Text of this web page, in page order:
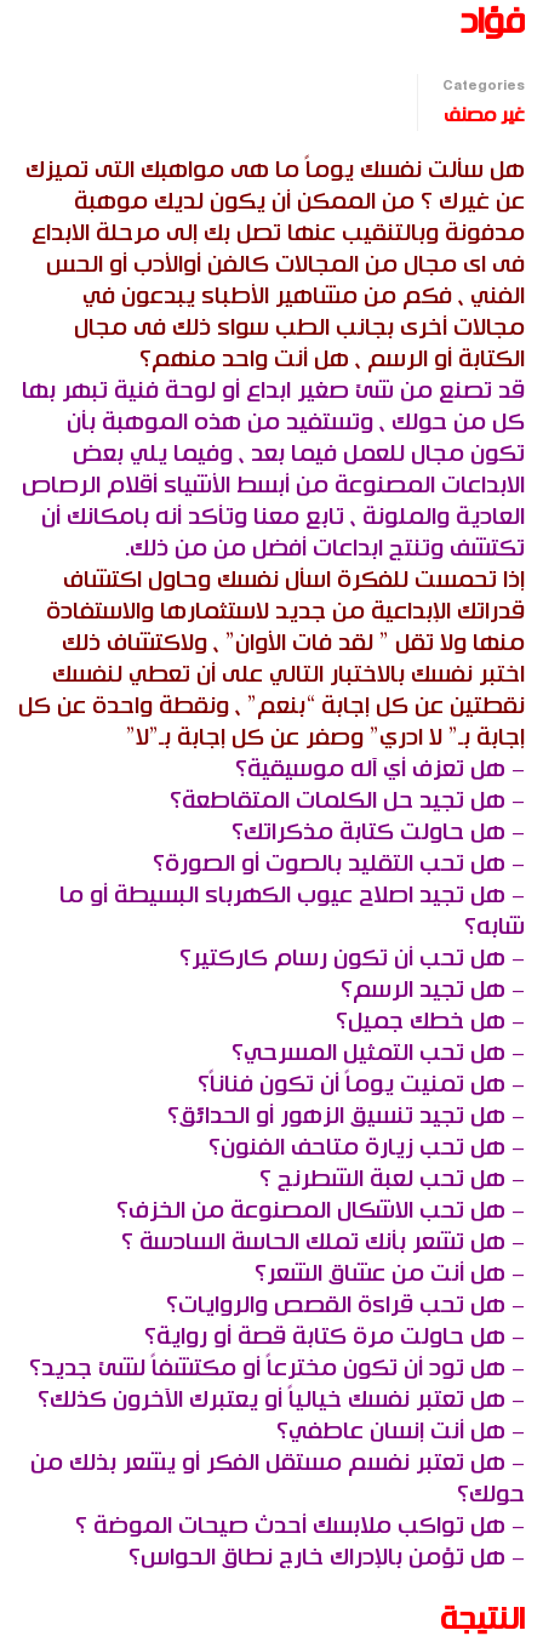
فؤاد
Categories
غير مصنف
هل سألت نفسك يوماً ما هى مواهبك التى تميزك
عن غيرك ؟ من الممكن أن يكون لديك موهبة
مدفونة وبالتنقيب عنها تصل بك إلى مرحلة الابداع
فى اى مجال من المجالات كالفن أوالأدب أو الحس
الفني ، فكم من مشاهير الأطباء يبدعون في
مجالات أخرى بجانب الطب سواء ذلك فى مجال
الكتابة أو الرسم ، هل أنت واحد منهم؟
قد تصنع من شئ صغير ابداع أو لوحة فنية تبهر بها
كل من حولك ، وتستفيد من هذه الموهبة بأن
تكون مجال للعمل فيما بعد ، وفيما يلي بعض
الابداعات المصنوعة من أبسط الأشياء أقلام الرصاص
العادية والملونة ، تابع معنا وتأكد أنه بامكانك أن
تكتشف وتنتج ابداعات أفضل من من ذلك.
إذا تحمست للفكرة اسأل نفسك وحاول اكتشاف
قدراتك الإبداعية من جديد لاستثمارها والاستفادة
منها ولا تقل ” لقد فات الأوان” ، ولاكتشاف ذلك
اختبر نفسك بالاختبار التالي على أن تعطي لنفسك
نقطتين عن كل إجابة “بنعم” ، ونقطة واحدة عن كل
إجابة بـ” لا ادري” وصفر عن كل إجابة بـ”لا”
– هل تعزف أي آله موسيقية؟
– هل تجيد حل الكلمات المتقاطعة؟
– هل حاولت كتابة مذكراتك؟
– هل تحب التقليد بالصوت أو الصورة؟
– هل تجيد اصلاح عيوب الكهرباء البسيطة أو ما
شابه؟
– هل تحب أن تكون رسام كاركتير؟
– هل تجيد الرسم؟
– هل خطك جميل؟
– هل تحب التمثيل المسرحي؟
– هل تمنيت يوماً أن تكون فناناً؟
– هل تجيد تنسيق الزهور أو الحدائق؟
– هل تحب زيارة متاحف الفنون؟
– هل تحب لعبة الشطرنج ؟
– هل تحب الاشكال المصنوعة من الخزف؟
– هل تشعر بأنك تملك الحاسة السادسة ؟
– هل أنت من عشاق الشعر؟
– هل تحب قراءة القصص والروايات؟
– هل حاولت مرة كتابة قصة أو رواية؟
– هل تود أن تكون مخترعاً أو مكتشفاً لشئ جديد؟
– هل تعتبر نفسك خيالياً أو يعتبرك الآخرون كذلك؟
– هل أنت إنسان عاطفي؟
– هل تعتبر نفسم مستقل الفكر أو يشعر بذلك من
حولك؟
– هل تواكب ملابسك أحدث صيحات الموضة ؟
– هل تؤمن بالإدراك خارج نطاق الحواس؟
النتيجة